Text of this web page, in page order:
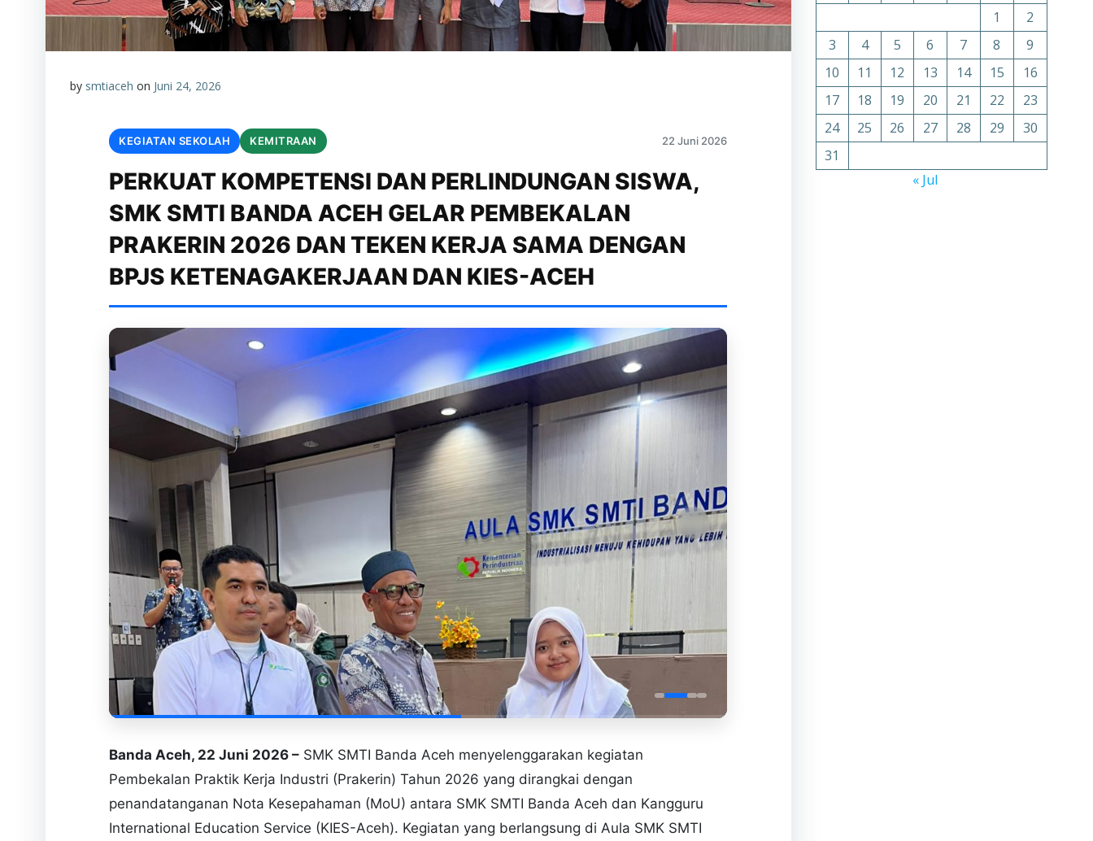
by smtiaceh on Juni 24, 2026
KEGIATAN SEKOLAH KEMITRAAN 22 Juni 2026
PERKUAT KOMPETENSI DAN PERLINDUNGAN SISWA,
SMK SMTI BANDA ACEH GELAR PEMBEKALAN
PRAKERIN 2026 DAN TEKEN KERJA SAMA DENGAN
BPJS KETENAGAKERJAAN DAN KIES-ACEH
Foto 3: Sesi Pemaparan Materi Pembekalan di Aula SMK SMTI Banda Aceh
Banda Aceh, 22 Juni 2026 – SMK SMTI Banda Aceh menyelenggarakan kegiatan
Pembekalan Praktik Kerja Industri (Prakerin) Tahun 2026 yang dirangkai dengan
penandatanganan Nota Kesepahaman (MoU) antara SMK SMTI Banda Aceh dan Kangguru
International Education Service (KIES-Aceh). Kegiatan yang berlangsung di Aula SMK SMTI
1
2
3
4 5 6 7 8
9
10
11 12 13 14 15
16
17
18 19 20 21 22
23
24
25 26 27 28 29
30
31
« Jul